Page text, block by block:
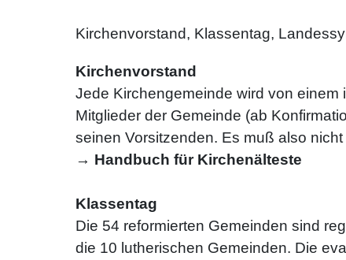
Kirchenvorstand, Klassentag,
Kirchenvorstand
Jede Kirchengemeinde wird von
Mitglieder der Gemeinde (ab
seinen Vorsitzenden. Es muß also
→ Handbuch für Kirchenälteste
Klassentag
Die 54 reformierten Gemeinden sind
die 10 lutherischen Gemeinden. Die